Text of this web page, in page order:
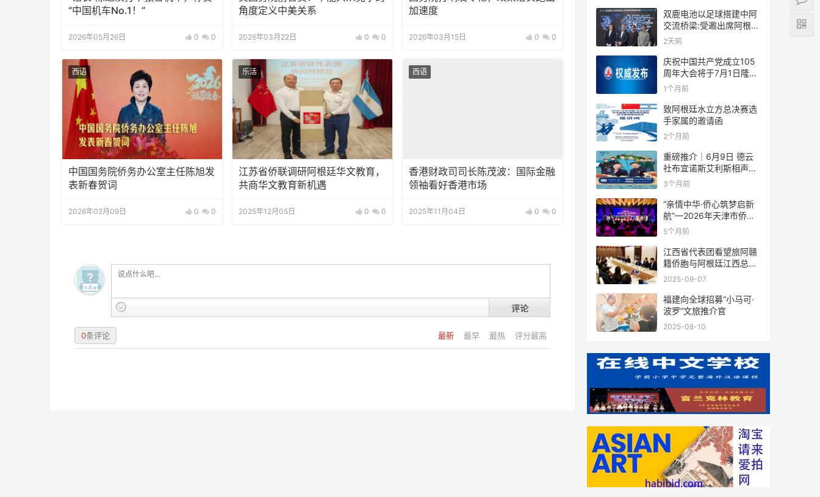
“中国机车No.1！”
2026年05月26日 0 0
角度定义中美关系
2026年03月22日 0 0
加速度
2026年03月15日 0 0
西语
中国国务院侨务办公室主任陈旭发
表新春贺词
2026年02月09日 0 0
乐活
江苏省侨联调研阿根廷华文教育，
共商华文教育新机遇
2025年12月05日 0 0
西语
香港财政司司长陈茂波：国际金融
领袖看好香港市场
2025年11月04日 0 0
评论
最新 最早 最热 评分最高
0条评论
双鹿电池以足球搭建中阿
交流桥梁:受邀出席阿根廷
足协赞助商招待会！
2天前
庆祝中国共产党成立105
周年大会将于7月1日隆重
举行
1个月前
致阿根廷水立方总决赛选
手家属的邀请函
2个月前
重磅推介｜6月9日 德云
社布宜诺斯艾利斯相声专
场！国风曲艺邂逅南美风
结！
3个月前
“亲情中华·侨心筑梦启新
航”—2026年天津市侨界
新春联谊活动成功举办
5个月前
江西省代表团看望旅阿赣
籍侨胞与阿根廷江西总商
会座谈
2025-09-07
福建向全球招募“小马可·
波罗”文旅推介官
2025-08-10